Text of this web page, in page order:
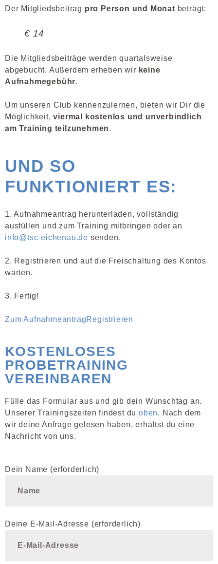
Der Mitgliedsbeitrag pro Person und Monat beträgt:
€ 14
Die Mitgliedsbeiträge werden quartalsweise
abgebucht. Außerdem erheben wir keine
Aufnahmegebühr.
Um unseren Club kennenzulernen, bieten wir Dir die
Möglichkeit,viermal kostenlos und unverbindlich
am Training teilzunehmen.
UND SO
FUNKTIONIERT ES:
1. Aufnahmeantrag herunterladen, vollständig
ausfüllen und zum Training mitbringen oder an
info@tsc-eichenau.de senden.
2. Registrieren und auf die Freischaltung des Kontos
warten.
3. Fertig!
Zum AufnahmeantragRegistrieren
KOSTENLOSES
PROBETRAINING
VEREINBAREN
Fülle das Formular aus und gib dein Wunschtag an.
Unserer Trainingszeiten findest duoben. Nach dem
wir deine Anfrage gelesen haben, erhältst du eine
Nachricht von uns.
Dein Name (erforderlich)
Deine E-Mail-Adresse (erforderlich)